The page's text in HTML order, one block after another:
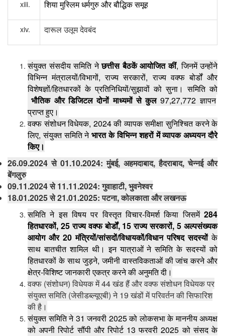
शिया मुस्लिम धर्मगुरु और बौद्धिक समूह
दारूल उलूम देवबंद
संयुक्त संसदीय समिति ने छत्तीस बैठकें आयोजित कीं,जिनमें उन्होंने
विभिन्न मंत्रालयों/विभागों,राज्य सरकारों,राज्य वक्फ बोर्डों और
विशेषज्ञों/हितधारकों के प्रतिनिधियों/सुझावों को सुना। समिति को
भौतिक और डिजिटल दोनों माध्यमों से कुल97,27,772ज्ञापन
प्राप्त हुए।
वक्फ संशोधन विधेयक, 2024की व्यापक समीक्षा सुनिश्चित करने के
लिए,संयुक्त समिति ने भारत के विभिन्न शहरों में व्यापक अध्ययन दौरे
किए।
26.09.2024से01.10.2024:मुंबई, अहमदाबाद,हैदराबाद,चेन्नई और
बेंगलुरु
09.11.2024से11.11.2024:गुवाहाटी, भुवनेश्वर
18.01.2025से21.01.2025:पटना,कोलकाता और लखनऊ
समिति ने इस विषय पर विस्तृत विचार-विमर्श किया जिसमें 284
हितधारकों, 25राज्य वक्फ बोर्डों, 15राज्य सरकारों, 5अल्पसंख्यक
आयोग और20मंत्रियों/सांसदों/विधायकों/विधान परिषद सदस्यों के
साथ बातचीत शामिल थी। इन यात्राओं ने समिति के सदस्यों को
हितधारकों के साथ जुड़ने,जमीनी वास्तविकताओं की जांच करने और
क्षेत्र-विशिष्ट जानकारी एकत्र करने की अनुमति दी।
वक्फ (संशोधन)विधेयक में44खंड हैं और वक्फ संशोधन विधेयक पर
संयुक्त समिति(जेसीडब्ल्यूएबी)ने19खंडों में परिवर्तन की सिफारिश
की है।
संयुक्त समिति ने31जनवरी 2025को लोकसभा के माननीय अध्यक्ष
को अपनी रिपोर्ट सौंपी और रिपोर्ट13फरवरी 2025को संसद के